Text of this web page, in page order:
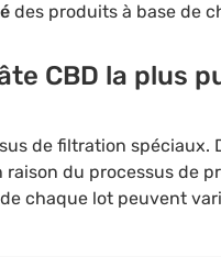
des produits à base de
CBD la plus
de filtration spéciaux.
raison du processus de
chaque lot peuvent